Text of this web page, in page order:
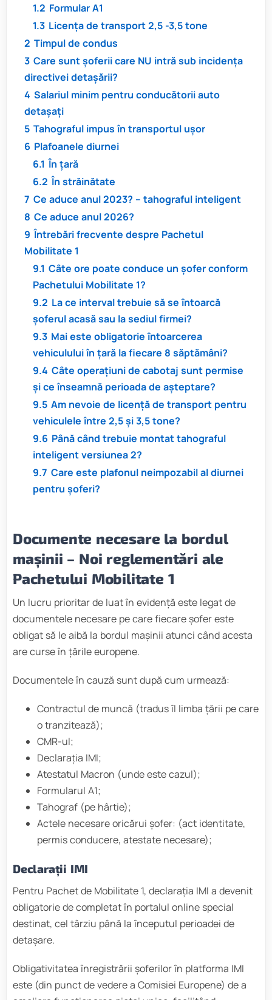
1.2 Formular A1
1.3 Licența de transport 2,5 -3,5 tone
2 Timpul de condus
3 Care sunt șoferii care NU intră sub incidența
directivei detașării?
4 Salariul minim pentru conducătorii auto
detașați
5 Tahograful impus în transportul ușor
6 Plafoanele diurnei
6.1 În țară
6.2 În străinătate
7 Ce aduce anul 2023? – tahograful inteligent
8 Ce aduce anul 2026?
9 Întrebări frecvente despre Pachetul
Mobilitate 1
9.1 Câte ore poate conduce un șofer conform
Pachetului Mobilitate 1?
9.2 La ce interval trebuie să se întoarcă
șoferul acasă sau la sediul firmei?
9.3 Mai este obligatorie întoarcerea
vehiculului în țară la fiecare 8 săptămâni?
9.4 Câte operațiuni de cabotaj sunt permise
și ce înseamnă perioada de așteptare?
9.5 Am nevoie de licență de transport pentru
vehiculele între 2,5 și 3,5 tone?
9.6 Până când trebuie montat tahograful
inteligent versiunea 2?
9.7 Care este plafonul neimpozabil al diurnei
pentru șoferi?
Documente necesare la bordul
mașinii – Noi reglementări ale
Pachetului Mobilitate 1
Un lucru prioritar de luat în evidență este legat de
documentele necesare pe care fiecare șofer este
obligat să le aibă la bordul mașinii atunci când acesta
are curse în țările europene.
Documentele în cauză sunt după cum urmează:
Contractul de muncă (tradus îl limba țării pe care
o tranzitează);
CMR-ul;
Declarația IMI;
Atestatul Macron (unde este cazul);
Formularul A1;
Tahograf (pe hârtie);
Actele necesare oricărui șofer: (act identitate,
permis conducere, atestate necesare);
Declarații IMI
Pentru Pachet de Mobilitate 1, declarația IMI a devenit
obligatorie de completat în portalul online special
destinat, cel târziu până la începutul perioadei de
detașare.
Obligativitatea înregistrării șoferilor în platforma IMI
este (din punct de vedere a Comisiei Europene) de a